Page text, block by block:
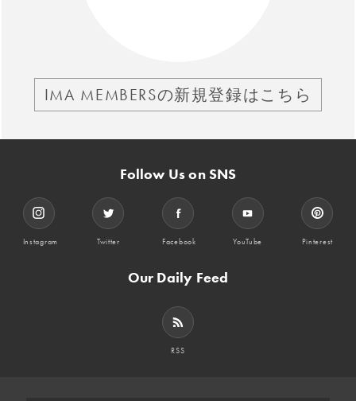
IMA MEMBERSの新規登録はこちら
Follow Us on SNS
Instagram Twitter Facebook YouTube Pinterest
Our Daily Feed
RSS